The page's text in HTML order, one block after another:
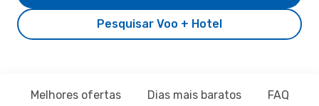
Pesquisar Voo + Hotel
Melhores ofertas Dias mais baratos FAQ